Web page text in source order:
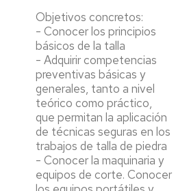
Objetivos concretos:
- Conocer los principios
básicos de la talla
- Adquirir competencias
preventivas básicas y
generales, tanto a nivel
teórico como práctico,
que permitan la aplicación
de técnicas seguras en los
trabajos de talla de piedra
- Conocer la maquinaria y
equipos de corte. Conocer